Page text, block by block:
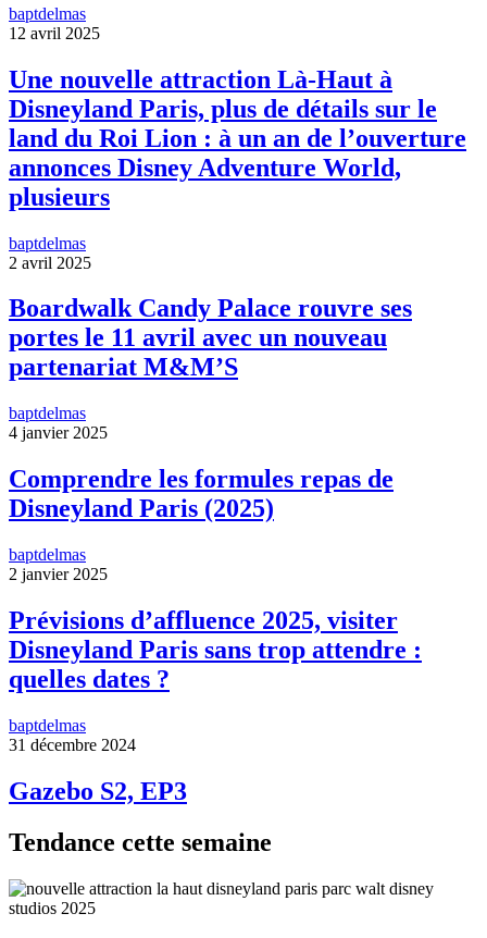
baptdelmas
12 avril 2025
Une nouvelle attraction Là-Haut à
Disneyland Paris, plus de détails sur le
land du Roi Lion : à un an de l’ouverture
annonces Disney Adventure World,
plusieurs
baptdelmas
2 avril 2025
Boardwalk Candy Palace rouvre ses
portes le 11 avril avec un nouveau
partenariat M&M’S
baptdelmas
4 janvier 2025
Comprendre les formules repas de
Disneyland Paris (2025)
baptdelmas
2 janvier 2025
Prévisions d’affluence 2025, visiter
Disneyland Paris sans trop attendre :
quelles dates ?
baptdelmas
31 décembre 2024
Gazebo S2, EP3
Tendance cette semaine